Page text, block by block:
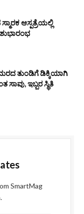
ಆಸ್ಪತ್ರೆಯಲ್ಲಿ
ಶುಭಾರಂಭ
ತುಂಡಿಗೆ ಡಿಕ್ಕಿಯಾಗಿ
ಸಾವು, ಇಬ್ಬರ ಸ್ಥಿತಿ
SmartMag